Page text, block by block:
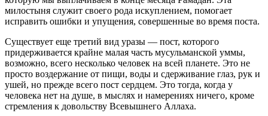
милостыня служит своего рода искуплением, помогает
исправить ошибки и упущения, совершенные во время поста.
Существует еще третий вид уразы — пост, которого
придерживается крайне малая часть мусульманской уммы,
возможно, всего несколько человек на всей планете. Это не
просто воздержание от пищи, воды и сдерживание глаз, рук и
ушей, но прежде всего пост сердцем. Это тогда, когда у
человека нет на душе, в мыслях и намерениях ничего, кроме
стремления к довольству Всевышнего Аллаха.